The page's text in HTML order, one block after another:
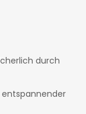
durch